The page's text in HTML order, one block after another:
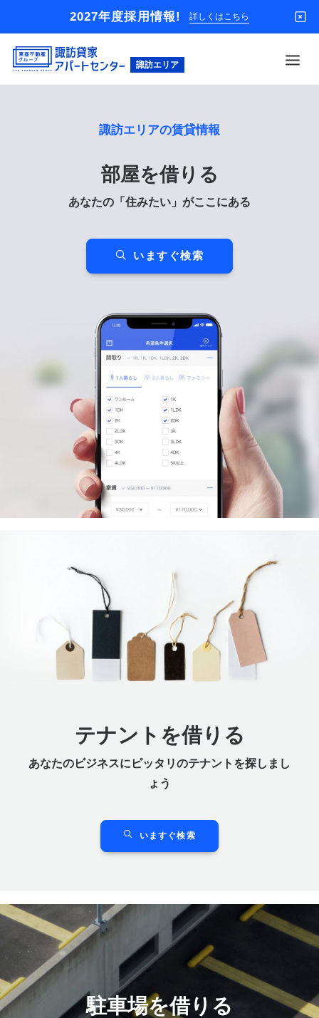
2027年度採用情報! 詳しくはこちら
解約のお申込み
お気に入り
諏訪エリアの賃貸情報
部屋を借りる
あなたの「住みたい」がここにある
いますぐ検索
テナントを借りる
あなたのビジネスにピッタリのテナントを探しまし
ょう
いますぐ検索
駐車場を借りる